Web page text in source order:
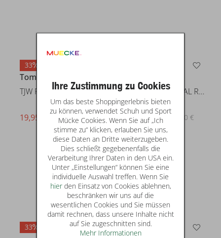
33
Tommy Jeans
TJW REG ESSENTIAL LOGO 2 TEE E
statt* 29,90 €
19,95 €
TJW SLIM ESSENTIAL RIB SS EXT
statt* 34,90 €
24,95 €
33 33
Ihre Zustimmung zu Cookies
Um das beste Shoppingerlebnis bieten
zu können, verwendet Schuh und Sport
Mücke Cookies. Wenn Sie auf „Ich
stimme zu“ klicken, erlauben Sie uns,
diese Daten an Dritte weiterzugeben.
Dies schließt gegebenenfalls die
Verarbeitung Ihrer Daten in den USA ein.
Unter „Einstellungen“ können Sie eine
individuelle Auswahl treffen. Wenn Sie
hierden Einsatz von Cookies ablehnen,
beschränken wir uns auf die
wesentlichen Cookies und Sie müssen
damit rechnen, dass unsere Inhalte nicht
auf Sie zugeschnitten sind.
Mehr Informationen